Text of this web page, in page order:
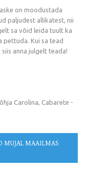
on moodustada
paljudest allikatest, nii
sa võid leida tuult ka
pettuda. Kui sa tead
anna julgelt teada!
Carolina, Cabarete -
MUJAL MAAILMAS